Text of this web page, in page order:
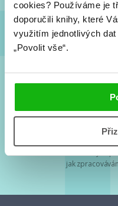
cookies? Používáme je
doporučili knihy, které
využitím jednotlivých
„Povolit vše“.
Souhlasím s
Tvá e-mailová adresa je u
jak